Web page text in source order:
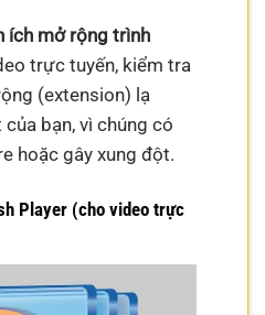
ích mở rộng trình
trực tuyến, kiểm tra
(extension) lạ
bạn, vì chúng có
hoặc gây xung đột.
Player (cho video trực